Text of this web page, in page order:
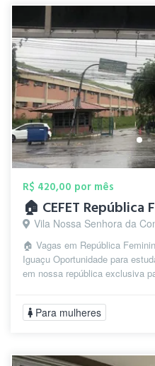
R$ 420,00 por mês
🏠 CEFET República
Vila Nossa Senhora da
🏠 Vagas em República
Iguaçu Oportunidade para
em nossa república exclusiva
Para mulheres